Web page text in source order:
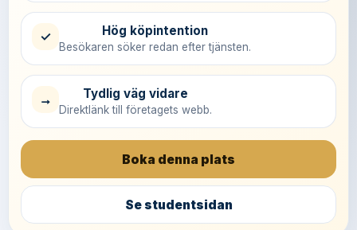
✓ Hög köpintention
Besökaren söker redan efter tjänsten.
→ Tydlig väg vidare
Direktlänk till företagets webb.
Boka denna plats
Se studentsidan